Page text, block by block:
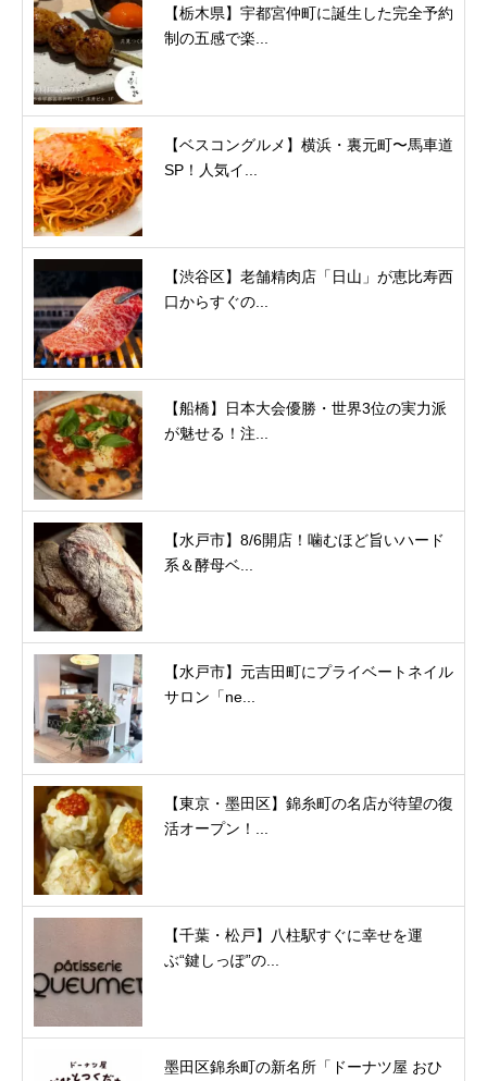
【栃木県】宇都宮仲町に誕生した完全予約
制の五感で楽...
【ベスコングルメ】横浜・裏元町〜馬車道
SP！人気イ...
【渋谷区】老舗精肉店「日山」が恵比寿西
口からすぐの...
【船橋】日本大会優勝・世界3位の実力派
が魅せる！注...
【水戸市】8/6開店！噛むほど旨いハード
系＆酵母ベ...
【水戸市】元吉田町にプライベートネイル
サロン「ne...
【東京・墨田区】錦糸町の名店が待望の復
活オープン！...
【千葉・松戸】八柱駅すぐに幸せを運
ぶ“鍵しっぽ”の...
墨田区錦糸町の新名所「ドーナツ屋 おひ